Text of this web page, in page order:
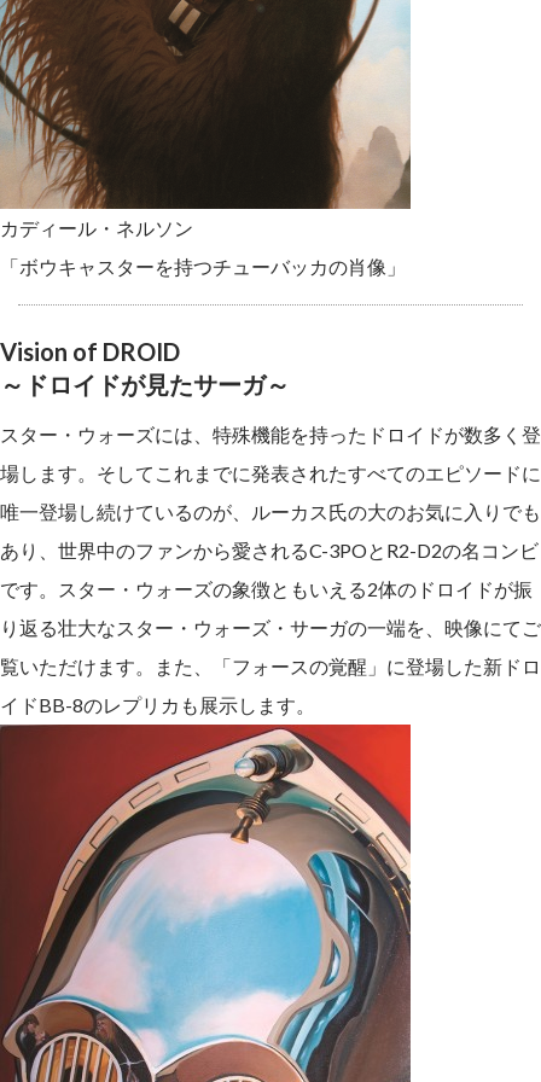
カディール・ネルソン
「ボウキャスターを持つチューバッカの肖像」
Vision of DROID
～ドロイドが見たサーガ～
スター・ウォーズには、特殊機能を持ったドロイドが数多く登
場します。そしてこれまでに発表されたすべてのエピソードに
唯一登場し続けているのが、ルーカス氏の大のお気に入りでも
あり、世界中のファンから愛されるC-3POとR2-D2の名コンビ
です。スター・ウォーズの象徴ともいえる2体のドロイドが振
り返る壮大なスター・ウォーズ・サーガの一端を、映像にてご
覧いただけます。また、「フォースの覚醒」に登場した新ドロ
イドBB-8のレプリカも展示します。